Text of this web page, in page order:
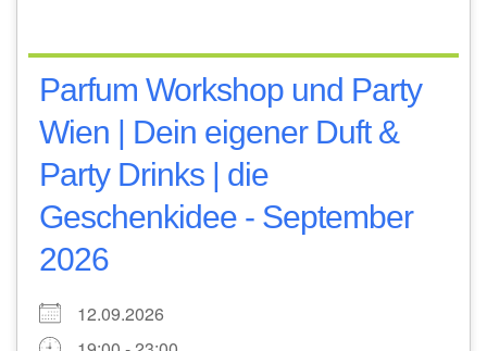
Parfum Workshop und Party
Wien | Dein eigener Duft &
Party Drinks | die
Geschenkidee - September
2026
12.09.2026